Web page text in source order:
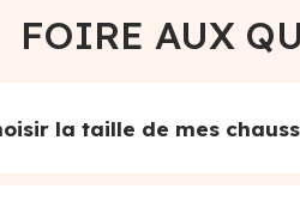
FOIRE AUX
la taille de mes